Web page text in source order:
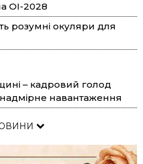
ОІ-2028
розумні окуляри для
– кадровий голод
надмірне навантаження